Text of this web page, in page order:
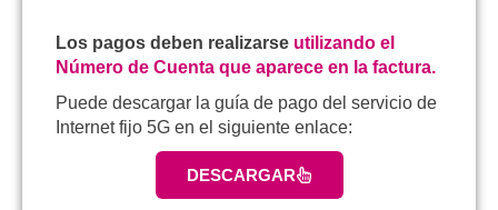
Los pagos deben realizarse utilizando el
Número de Cuenta que aparece en la factura.
Puede descargar la guía de pago del servicio de
Internet fijo 5G en el siguiente enlace:
DESCARGAR